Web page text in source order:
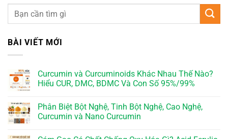
BÀI VIẾT MỚI
Curcumin và Curcuminoids Khác Nhau Thế Nào?
Hiểu CUR, DMC, BDMC Và Con Số 95%/99%
Phân Biệt Bột Nghệ, Tinh Bột Nghệ, Cao Nghệ,
Curcumin và Nano Curcumin